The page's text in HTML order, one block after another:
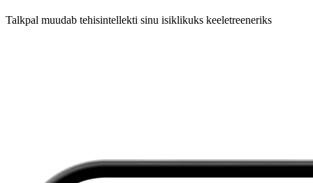
Talkpal muudab tehisintellekti sinu isiklikuks keeletreeneriks